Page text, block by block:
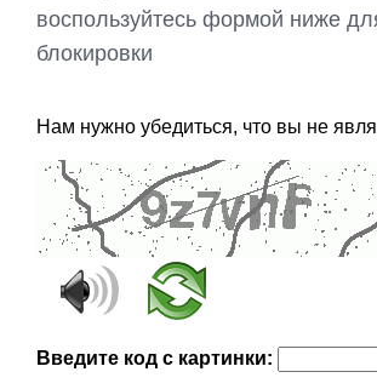
воспользуйтесь формой ниже
блокировки
Нам нужно убедиться, что вы не
Введите код с картинки: